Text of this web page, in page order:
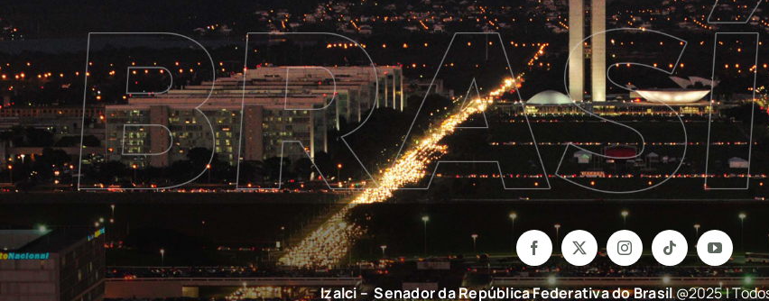
Izalci – Senador da República Federativa do Brasil@2025 |